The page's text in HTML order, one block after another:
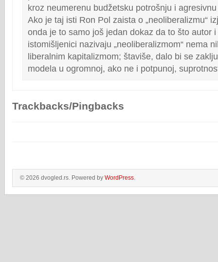
kroz neumerenu budžetsku potrošnju i
Ako je taj isti Ron Pol zaista o „neoliberalizmu“
onda je to samo još jedan dokaz da to što autor
istomišljenici nazivaju „neoliberalizmom“ nema
liberalnim kapitalizmom; štaviše, dalo bi se
modela u ogromnoj, ako ne i potpunoj,
Trackbacks/Pingbacks
© 2026 dvogled.rs. Powered by WordPress.